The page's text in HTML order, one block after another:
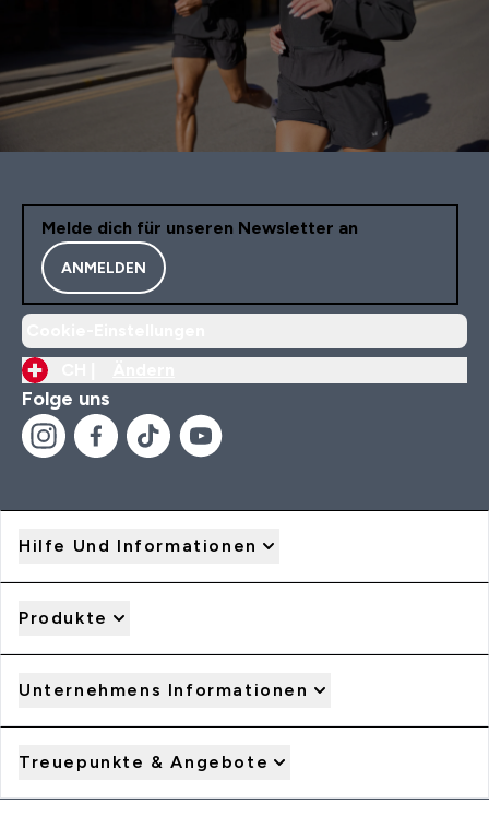
Melde dich für unseren Newsletter an
ANMELDEN
Folge uns
Hilfe Und Informationen
Produkte
Unternehmens Informationen
Treuepunkte & Angebote